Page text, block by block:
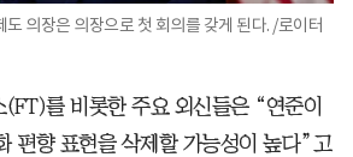
의장은 의장으로 첫 회의를 갖게 된다. /로이터
를 비롯한 주요 외신들은 “연준이
편향 표현을 삭제할 가능성이 높다”고